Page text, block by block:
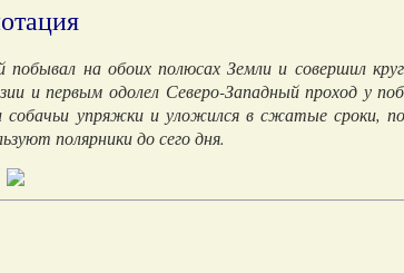
на обоих полюсах Земли и совершил
и первым одолел Северо-Западный проход у
упряжки и уложился в сжатые сроки,
полярники до сего дня.